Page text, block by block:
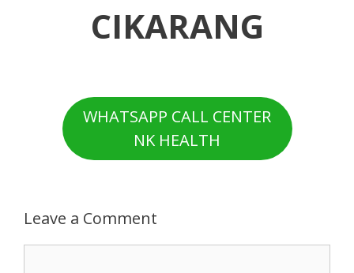
CIKARANG
WHATSAPP CALL CENTER
NK HEALTH
Leave a Comment